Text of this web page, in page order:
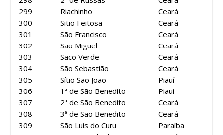
299
300
301
302
303
304
305
306
307
308
309
Riachinho
Sitio Feitosa
São Francisco
São Miguel
Saco Verde
São Sebastião
Sítio São João
1ª de São Benedito
2ª de São Benedito
3ª de São Benedito
São Luís do Curu
Ceará
Ceará
Ceará
Ceará
Ceará
Ceará
Piauí
Piauí
Ceará
Ceará
Paraíba